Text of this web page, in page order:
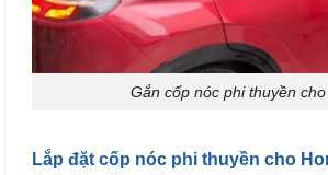
Gắn cốp nóc phi thuyền cho
Lắp đặt cốp nóc phi thuyền cho